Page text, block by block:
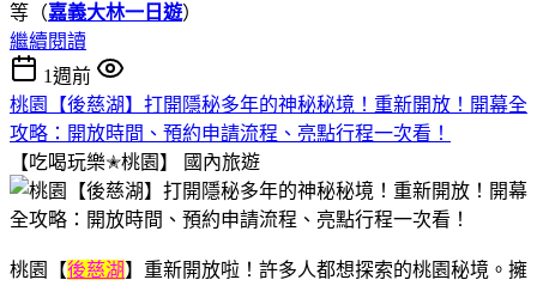
等（嘉義大林一日遊）
繼續閱讀
1週前
桃園【後慈湖】打開隱秘多年的神秘秘境！重新開放！開幕全
攻略：開放時間、預約申請流程、亮點行程一次看！
【吃喝玩樂✭桃園】
國內旅遊
桃園【後慈湖】重新開放啦！許多人都想探索的桃園秘境。擁